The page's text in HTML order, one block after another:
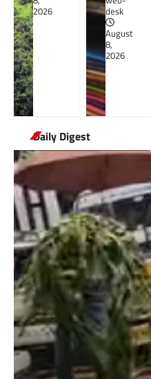
2026
desk
August
8,
2026
Daily Digest